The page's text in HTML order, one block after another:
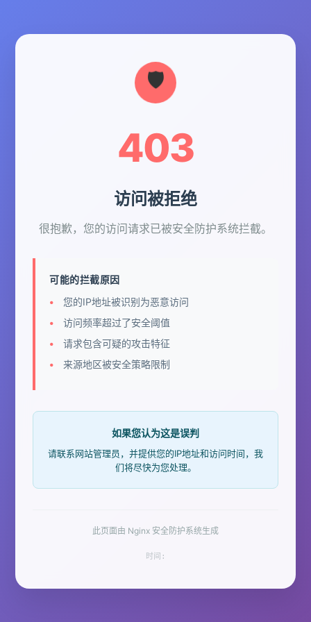
403
访问被拒绝
很抱歉，您的访问请求已被安全防护系统拦截。
可能的拦截原因
您的IP地址被识别为恶意访问
访问频率超过了安全阈值
请求包含可疑的攻击特征
来源地区被安全策略限制
如果您认为这是误判
请联系网站管理员，并提供您的IP地址和访问时间，我
们将尽快为您处理。
此页面由 Nginx 安全防护系统生成
时间: